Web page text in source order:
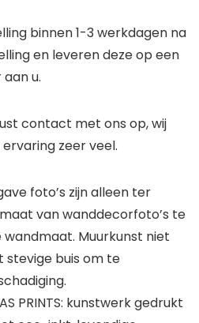
binnen 1-3 werkdagen na
en leveren deze op een
u.
contact met ons op, wij
zeer veel.
foto’s zijn alleen ter
van wanddecorfoto’s te
Muurkunst niet
stevige buis om te
PRINTS: kunstwerk gedrukt